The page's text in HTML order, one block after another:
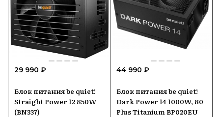
29 990 ₽
Блок питания be quiet!
Straight Power 12 850W
(BN337)
44 990 ₽
Блок питания be quiet!
Dark Power 14 1000W, 80
Plus Titanium BP020EU